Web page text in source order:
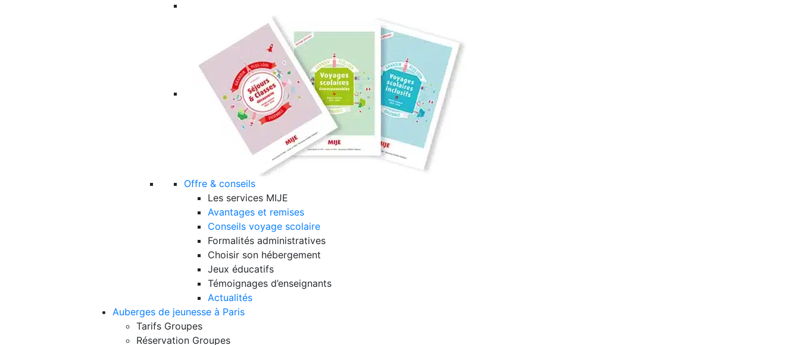
Offre & conseils
Les services MIJE
Avantages et remises
Conseils voyage scolaire
Formalités administratives
Choisir son hébergement
Jeux éducatifs
Témoignages d’enseignants
Actualités
Auberges de jeunesse à Paris
Tarifs Groupes
Réservation Groupes